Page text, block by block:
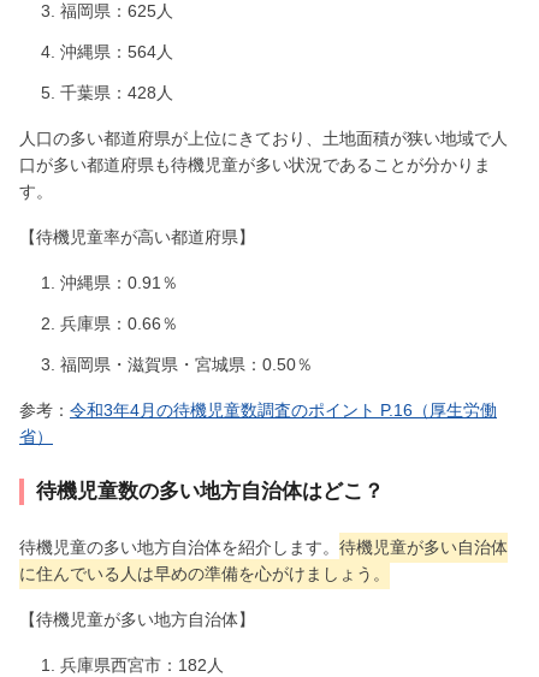
福岡県：625人
沖縄県：564人
千葉県：428人
人口の多い都道府県が上位にきており、土地面積が狭い地域で人
口が多い都道府県も待機児童が多い状況であることが分かりま
す。
【待機児童率が高い都道府県】
沖縄県：0.91％
兵庫県：0.66％
福岡県・滋賀県・宮城県：0.50％
参考： 令和3年4月の待機児童数調査のポイント P.16（厚生労働
省）
待機児童数の多い地方自治体はどこ？
待機児童の多い地方自治体を紹介します。 待機児童が多い自治体
に住んでいる人は早めの準備を心がけましょう。
【待機児童が多い地方自治体】
兵庫県西宮市：182人